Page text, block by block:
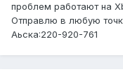
проблем работают на
Отправлю в любую
Аьска:220-920-761